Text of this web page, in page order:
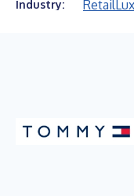
Industry: Retail